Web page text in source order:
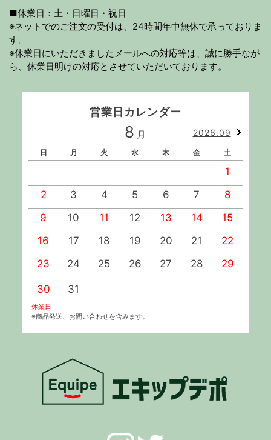
■休業日：土・日曜日・祝日
※ネットでのご注文の受付は、24時間年中無休で承っておりま
す。
※休業日にいただきましたメールへの対応等は、誠に勝手なが
ら、休業日明けの対応とさせていただいております。
営業日カレンダー
8 月 2026.09
日 月 火 水 木 金 土
1
2
3 4 5 6 7
8
9
10 11 12 13 14
15
16
17 18 19 20 21
22
23
24 25 26 27 28 29
30 31
休業日
※商品発送、お問い合わせを含みます。